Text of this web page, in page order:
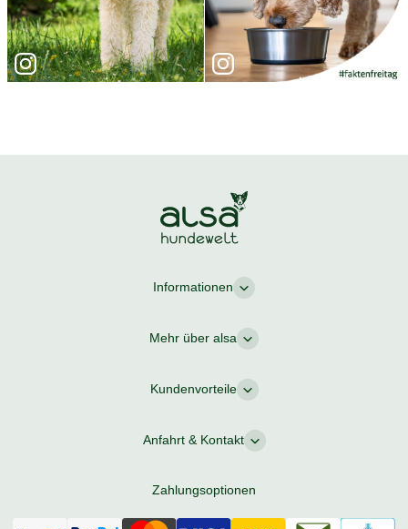
Informationen
Mehr über alsa
Kundenvorteile
Anfahrt & Kontakt
Zahlungsoptionen